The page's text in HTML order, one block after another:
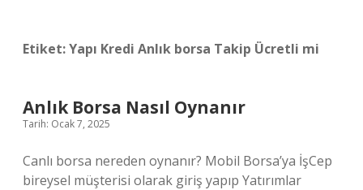
Etiket:Yapı Kredi Anlık borsa Takip Ücretli mi
Anlık Borsa Nasıl Oynanır
Tarih: Ocak 7, 2025
Canlı borsa nereden oynanır? Mobil Borsa’ya İşCep
bireysel müşterisi olarak giriş yapıp Yatırımlar